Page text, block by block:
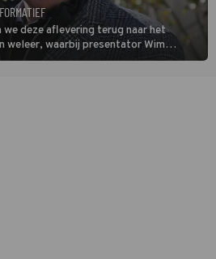
we deze aflevering terug naar het
weleer, waarbij presentator Wim
op reis door de tijd aan de hand van